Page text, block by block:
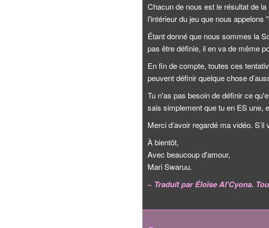
Chacun de nous est le résultat de
l'intérieur du jeu que nous appelons
Étant donné que nous sommes la
pas être définie, il en va de même
En fin de compte, toutes ces
peuvent définir quelque chose
Tu n'as pas besoin de définir ce
sais simplement que tu en ES une,
Merci d’avoir regardé ma vidéo.
À bientôt,
Avec beaucoup d'amour,
Mari Swaruu.
~ Traduit par Éloïse Al'Cyona.